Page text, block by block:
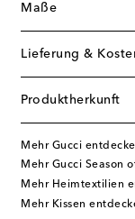
Maße
Lieferung &
Produktherkunft
Mehr Gucci
Mehr Gucci Season
Mehr Heimtextilien
Mehr Kissen